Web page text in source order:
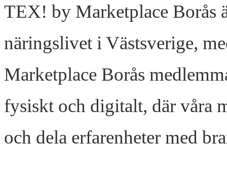
TEX! by Marketplace Borås
näringslivet i Västsverige,
Marketplace Borås
fysiskt och digitalt, där våra
och dela erfarenheter med